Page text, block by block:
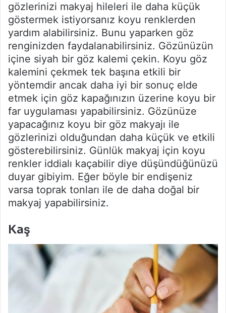
gözlerinizi makyaj hileleri ile daha küçük
göstermek istiyorsanız koyu renklerden
yardım alabilirsiniz. Bunu yaparken göz
renginizden faydalanabilirsiniz. Gözünüzün
içine siyah bir göz kalemi çekin. Koyu göz
kalemini çekmek tek başına etkili bir
yöntemdir ancak daha iyi bir sonuç elde
etmek için göz kapağınızın üzerine koyu bir
far uygulaması yapabilirsiniz. Gözünüze
yapacağınız koyu bir göz makyajı ile
gözlerinizi olduğundan daha küçük ve etkili
gösterebilirsiniz. Günlük makyaj için koyu
renkler iddialı kaçabilir diye düşündüğünüzü
duyar gibiyim. Eğer böyle bir endişeniz
varsa toprak tonları ile de daha doğal bir
makyaj yapabilirsiniz.
Kaş